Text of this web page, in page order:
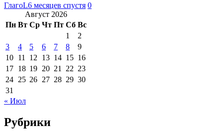
ГлагоL6 месяцев спустя 0
Август 2026
Пн Вт Ср Чт Пт Сб Вс
1
2
3
4 5 6 7 8
9
10 11 12 13 14 15 16
17 18 19 20 21 22 23
24 25 26 27 28 29 30
31
« Июл
Рубрики